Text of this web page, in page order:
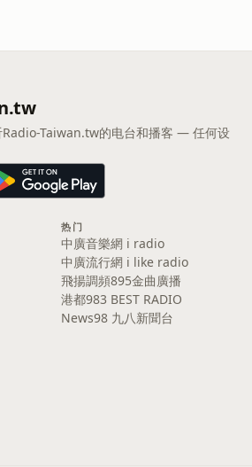
Radio-Taiwan.tw的电台和播客 — 任何设
热门
中廣音樂網 i radio
中廣流行網 i like radio
飛揚調頻895金曲廣播
港都983 BEST RADIO
News98 九八新聞台